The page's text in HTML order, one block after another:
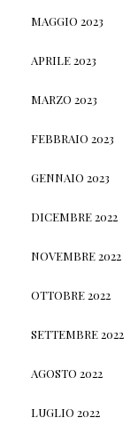
MAGGIO 2023
APRILE 2023
MARZO 2023
FEBBRAIO 2023
GENNAIO 2023
DICEMBRE 2022
NOVEMBRE 2022
OTTOBRE 2022
SETTEMBRE 2022
AGOSTO 2022
LUGLIO 2022